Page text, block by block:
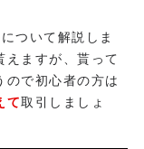
ついて解説しま
えますが、貰って
ので初心者の方は
て取引しましょ